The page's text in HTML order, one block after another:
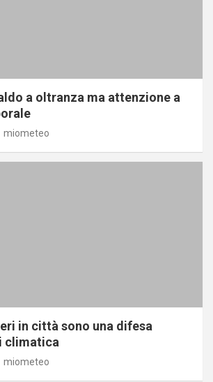
a oltranza ma attenzione a
miometeo
in città sono una difesa
climatica
miometeo